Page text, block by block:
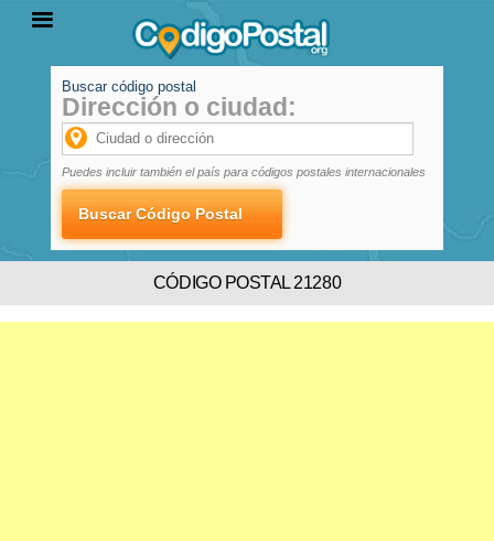
PROVINCIAS
LOCALIDADES
Buscar código postal
Dirección o ciudad:
Puedes incluir también el país para códigos postales internacionales
CÓDIGO POSTAL 21280